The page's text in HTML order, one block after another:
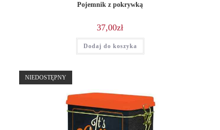
Pojemnik z pokrywką
37,00zł
Dodaj do koszyka
NIEDOSTĘPNY